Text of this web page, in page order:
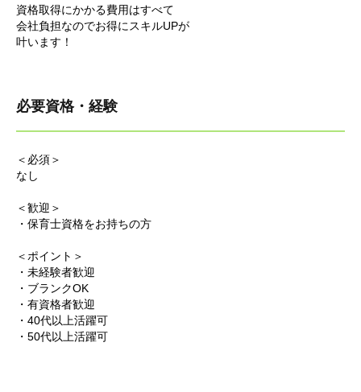
資格取得にかかる費用はすべて
会社負担なのでお得にスキルUPが
叶います！
必要資格・経験
＜必須＞
なし
＜歓迎＞
・保育士資格をお持ちの方
＜ポイント＞
・未経験者歓迎
・ブランクOK
・有資格者歓迎
・40代以上活躍可
・50代以上活躍可